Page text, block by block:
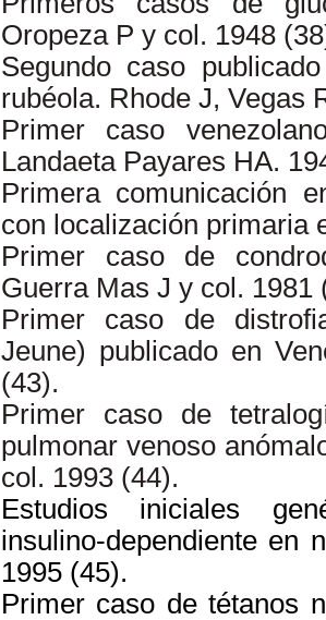
Oropeza P y col. 1948
Segundo caso
rubéola. Rhode J, Vegas
Primer caso
Landaeta Payares HA.
Primera comunicación
con localización primaria
Primer caso de
Guerra Mas J y col. 1981
Primer caso de
Jeune) publicado en
(43).
Primer caso de
pulmonar venoso
col. 1993 (44).
Estudios iniciales
insulino-dependiente en
1995 (45).
Primer caso de tétanos